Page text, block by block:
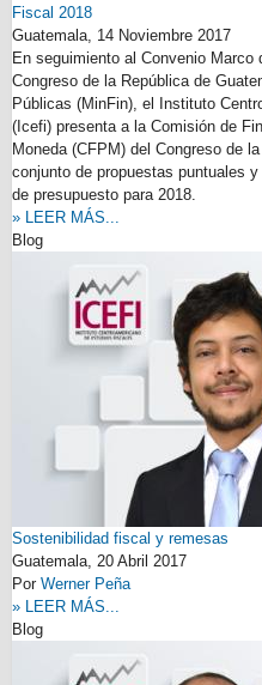
Fiscal 2018
Guatemala, 14 Noviembre 2017
En seguimiento al Convenio Marco
Congreso de la República de
Públicas (MinFin), el Instituto
(Icefi) presenta a la Comisión de
Moneda (CFPM) del Congreso de
conjunto de propuestas puntuales
de presupuesto para 2018.
» LEER MÁS...
Blog
Sostenibilidad fiscal y remesas
Guatemala, 20 Abril 2017
Por Werner Peña
» LEER MÁS...
Blog